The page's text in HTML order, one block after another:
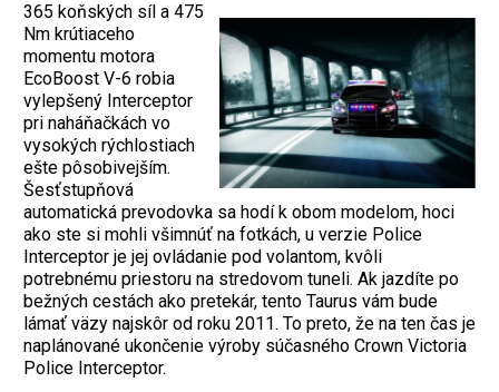
365 koňských síl a 475
Nm krútiaceho
momentu motora
EcoBoost V-6 robia
vylepšený Interceptor
pri naháňačkách vo
vysokých rýchlostiach
ešte pôsobivejším.
Šesťstupňová
automatická prevodovka sa hodí k obom modelom, hoci
ako ste si mohli všimnúť na fotkách, u verzie Police
Interceptor je jej ovládanie pod volantom, kvôli
potrebnému priestoru na stredovom tuneli. Ak jazdíte po
bežných cestách ako pretekár, tento Taurus vám bude
lámať väzy najskôr od roku 2011. To preto, že na ten čas je
naplánované ukončenie výroby súčasného Crown Victoria
Police Interceptor.